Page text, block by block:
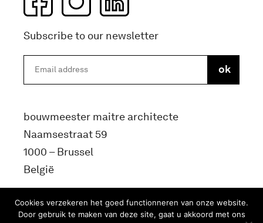
Subscribe to our newsletter
bouwmeester maitre architecte
Naamsestraat 59
1000 – Brussel
België
info@bma.brussels
Cookies verzekeren het goed functionneren van onze website.
Door gebruik te maken van deze site, gaat u akkoord met ons